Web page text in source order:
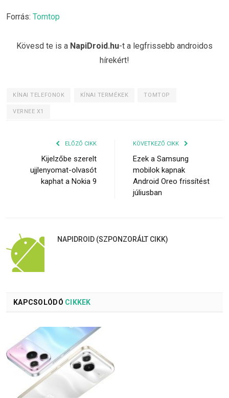
Forrás: Tomtop
Kövesd te is a NapiDroid.hu-t a legfrissebb androidos
hírekért!
KÍNAI TELEFONOK KÍNAI TERMÉKEK TOMTOP
VERNEE X1
ELŐZŐ CIKK
Kijelzőbe szerelt
ujjlenyomat-olvasót
kaphat a Nokia 9
KÖVETKEZŐ CIKK
Ezek a Samsung
mobilok kapnak
Android Oreo frissítést
júliusban
NAPIDROID (SZPONZORÁLT CIKK)
KAPCSOLÓDÓ CIKKEK